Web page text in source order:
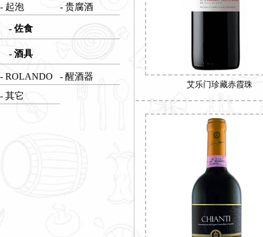
- 起泡
- 贵腐酒
- 佐食
- 酒具
- ROLANDO
- 醒酒器
- 其它
艾乐门珍藏赤霞珠